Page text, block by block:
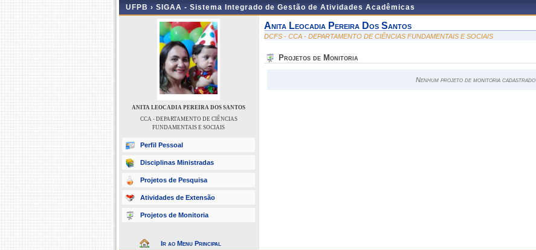
UFPB › SIGAA - Sistema Integrado de Gestão de Atividades Acadêmicas
ANITA LEOCADIA PEREIRA DOS SANTOS
CCA - DEPARTAMENTO DE CIÊNCIAS
FUNDAMENTAIS E SOCIAIS
Perfil Pessoal
Disciplinas Ministradas
Projetos de Pesquisa
Atividades de Extensão
Projetos de Monitoria
Ir ao Menu Principal
Anita Leocadia Pereira Dos Santos
DCFS - CCA - DEPARTAMENTO DE CIÊNCIAS FUNDAMENTAIS E SOCIAIS
Projetos de Monitoria
Nenhum projeto de monitoria cadastrado